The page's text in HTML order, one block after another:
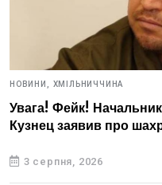
НОВИНИ, ХМІЛЬНИЧЧИНА
Увага! Фейк!
Кузнец заявив про
3 серпня, 2026